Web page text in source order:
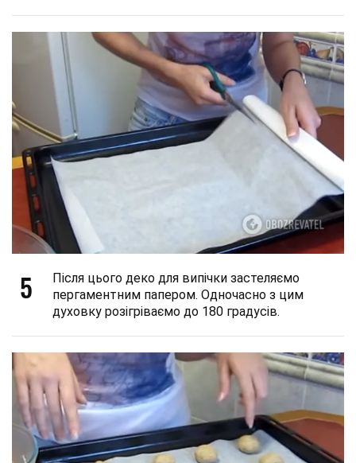
5
Після цього деко для випічки застеляємо
пергаментним папером. Одночасно з цим
духовку розігріваємо до 180 градусів.